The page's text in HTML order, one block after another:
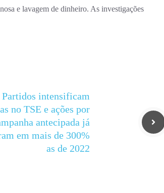
e lavagem de dinheiro. As investigações
Partidos intensificam
no TSE e ações por
antecipada já
em mais de 300%
as de 2022